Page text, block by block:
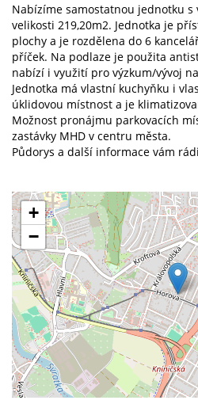
Nabízíme samostatnou jednotku
velikosti 219,20m2. Jednotka je
plochy a je rozdělena do 6
příček. Na podlaze je použita
nabízí i využití pro výzkum/vývoj
Jednotka má vlastní kuchyňku i
úklidovou místnost a je
Možnost pronájmu parkovacích
zastávky MHD v centru města.
Půdorys a další informace vám
+
−